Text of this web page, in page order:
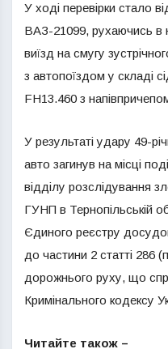
У ході перевірки стало
ВАЗ-21099, рухаючись в
виїзд на смугу
з автопоїздом у складі
FH13.460 з
У результаті удару 49-
авто загинув на місці
відділу розслідування
ГУНП в Тернопільській
Єдиного реєстру
до частини 2 статті 286
дорожнього руху, що
Кримінального кодексу
Читайте також –